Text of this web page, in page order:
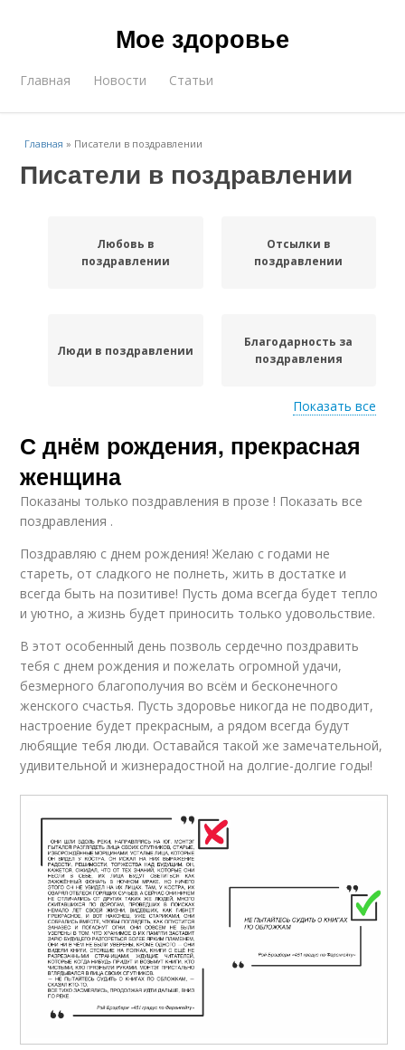
Мое здоровье
Главная Новости Статьи
Главная » Писатели в поздравлении
Писатели в поздравлении
Любовь в
поздравлении
Отсылки в
поздравлении
Люди в поздравлении
Благодарность за
поздравления
Письма для
поздравления
Известные писатели
рождения
Показать все
С днём рождения, прекрасная
женщина
Показаны только поздравления в прозе ! Показать все
поздравления .
Поздравляю с днем рождения! Желаю с годами не
стареть, от сладкого не полнеть, жить в достатке и
всегда быть на позитиве! Пусть дома всегда будет тепло
и уютно, а жизнь будет приносить только удовольствие.
В этот особенный день позволь сердечно поздравить
тебя с днем рождения и пожелать огромной удачи,
безмерного благополучия во всём и бесконечного
женского счастья. Пусть здоровье никогда не подводит,
настроение будет прекрасным, а рядом всегда будут
любящие тебя люди. Оставайся такой же замечательной,
удивительной и жизнерадостной на долгие-долгие годы!